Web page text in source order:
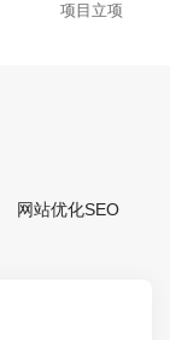
网站优化SEO